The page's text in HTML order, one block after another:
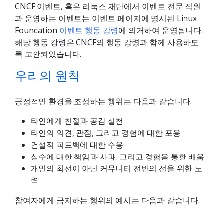
CNCF 이벤트, 혹은 리눅스 재단에서 이벤트 전문 직원
과 운영하는 이벤트는 이벤트 페이지에 명시된 Linux
Foundation 이벤트 행동 강령에 의거하여 운영됩니다.
해당 행동 강령은 CNCF의 행동 강령과 함께 사용하도
록 고안되었습니다.
우리의 원칙
긍정적인 환경을 조성하는 행위는 다음과 같습니다.
타인에게 친절과 공감 실천
타인의 의견, 관점, 그리고 경험에 대한 포용
건설적 피드백에 대한 수용
실수에 대한 책임과 사과, 그리고 경험을 통한 배움
개인의 최선이 아닌 커뮤니티 전반의 선을 위한 노
력
참여자에게 금지하는 행위의 예시는 다음과 같습니다.